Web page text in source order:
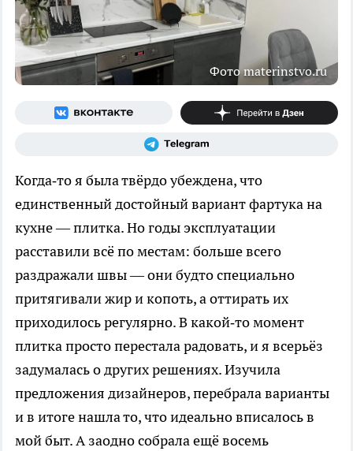
Фото materinstvo.ru
Когда‑то я была твёрдо убеждена, что
единственный достойный вариант фартука на
кухне — плитка. Но годы эксплуатации
расставили всё по местам: больше всего
раздражали швы — они будто специально
притягивали жир и копоть, а оттирать их
приходилось регулярно. В какой‑то момент
плитка просто перестала радовать, и я всерьёз
задумалась о других решениях. Изучила
предложения дизайнеров, перебрала варианты
и в итоге нашла то, что идеально вписалось в
мой быт. А заодно собрала ещё восемь